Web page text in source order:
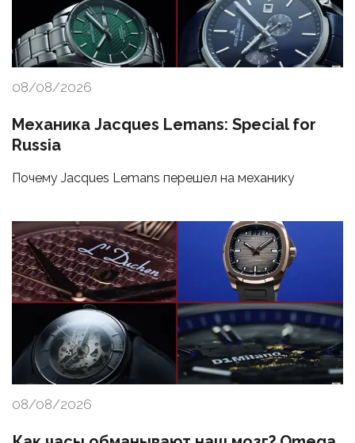
08/08/2026
Механика Jacques Lemans: Special for
Russia
Почему Jacques Lemans перешел на механику
08/08/2026